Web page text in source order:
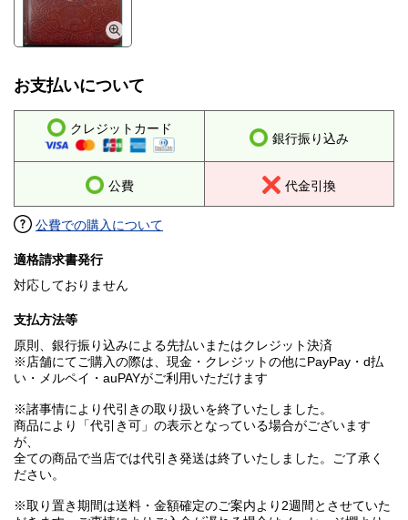
お支払いについて
クレジットカード
銀行振り込み
公費 代金引換
公費での購入について
適格請求書発行
対応しておりません
支払方法等
原則、銀行振り込みによる先払いまたはクレジット決済
※店舗にてご購入の際は、現金・クレジットの他にPayPay・d払
い・メルペイ・auPAYがご利用いただけます
※諸事情により代引きの取り扱いを終了いたしました。
商品により「代引き可」の表示となっている場合がございます
が、
全ての商品で当店では代引き発送は終了いたしました。ご了承く
ださい。
※取り置き期間は送料・金額確定のご案内より2週間とさせていた